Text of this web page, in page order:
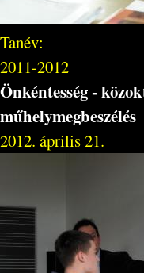
Tanév:
2011-2012
Önkéntesség -
műhelymegbeszélés
2012. április 21.